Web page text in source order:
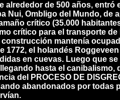
alrededor de 500 años, entró
Nui, Ombligo del Mundo, de
crítico (35.000
crítico para el transporte de
mantenía
1772, el holandés
en cuevas. Luego que
hasta el canibalismo,
del PROCESO DE
abandonados por todas